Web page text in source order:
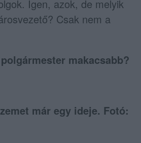
Igen, azok, de melyik
Csak nem a
makacsabb?
már egy ideje. Fotó: